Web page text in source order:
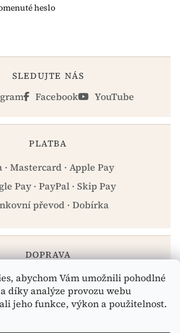
abychom Vám umožnili pohodlné
díky analýze provozu webu
jeho funkce, výkon a použitelnost.
heslo
SLEDUJTE NÁS
Facebook YouTube
PLATBA
· Mastercard · Apple Pay
Pay · PayPal · Skip Pay
převod · Dobírka
DOPRAVA
· PPL · Osobní odběr Praha